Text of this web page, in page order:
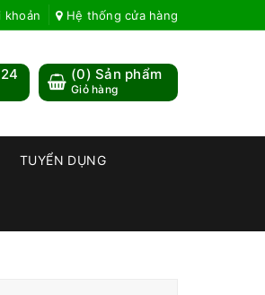
khoản Hệ thống cửa hàng
(0) Sản phẩm
Giỏ hàng
TUYỂN DỤNG